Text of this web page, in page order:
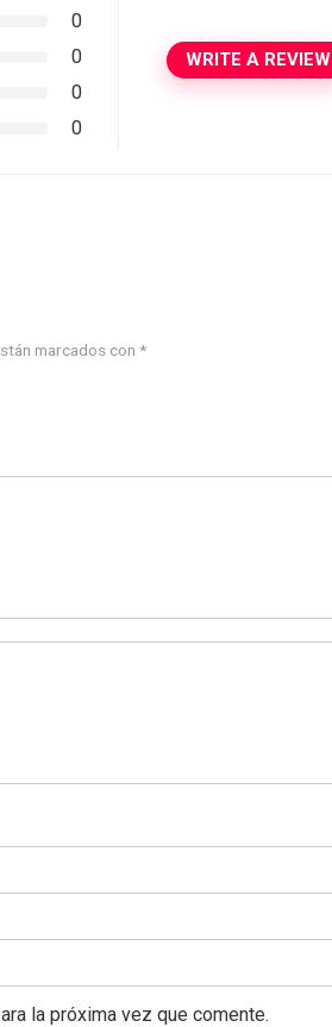
0
0
0
0
WRITE A REVIEW
marcados con *
la próxima vez que comente.